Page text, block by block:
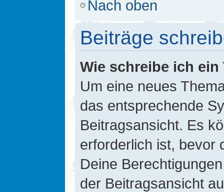
Nach oben
Beiträge
Wie schreibe ich ein
Um eine neues
das entsprechende
Beitragsansicht. Es
erforderlich ist, bevor
Deine
der Beitragsansicht